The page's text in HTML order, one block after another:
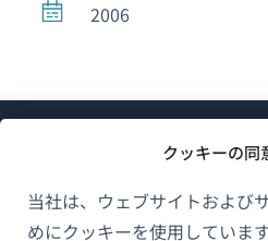
クッキーの同
当社は、ウェブサイトおよび
めにクッキーを使用しています
2006